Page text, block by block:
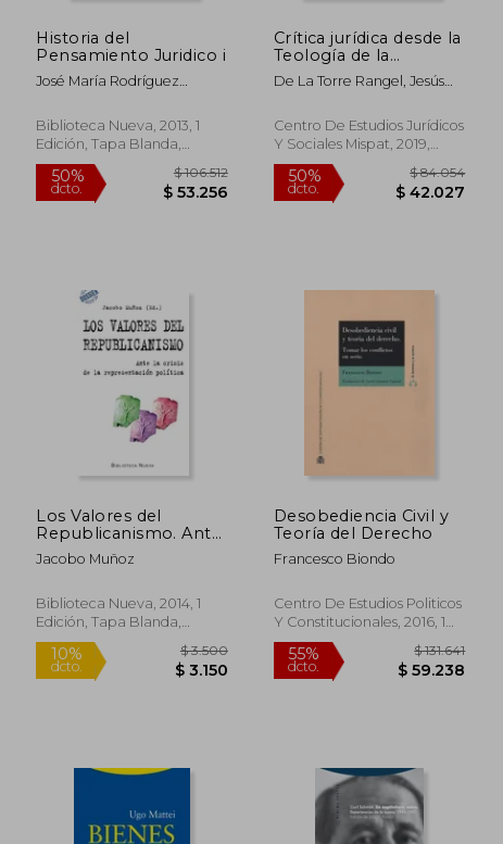
Historia del
Pensamiento Juridico i
José María Rodríguez
Biblioteca Nueva, 2013, 1
Edición, Tapa Blanda,
Nuevo
50%
dcto.
Crítica jurídica desde la
Teología de la
Liberación
De La Torre Rangel, Jesús
Centro De Estudios Jurídicos
Y Sociales Mispat, 2019,
Tapa Blanda, Nuevo
50%
dcto.
Los Valores del
Republicanismo. Ante
la Crisis de la
Representación
Jacobo Muñoz
Biblioteca Nueva, 2014, 1
Edición, Tapa Blanda,
Nuevo
Desobediencia Civil y
Teoría del Derecho
Francesco Biondo
Centro De Estudios Politicos
Y Constitucionales, 2016, 1
Edición, Tapa Blanda,
Nuevo